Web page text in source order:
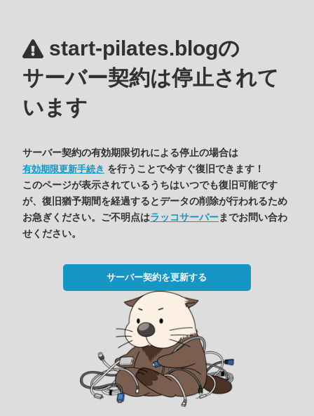
start-pilates.blogの
サーバー契約は停止されて
います
サーバー契約の有効期限切れによる停止の場合は
有効期限更新手続き を行うことで今すぐ復旧できます！
このページが表示されているうちはいつでも復旧可能です
が、復旧猶予期間を経過するとデータの削除が行われるため
お急ぎください。ご不明点はラッコサーバーまでお問い合わ
せください。
サーバー契約を更新する